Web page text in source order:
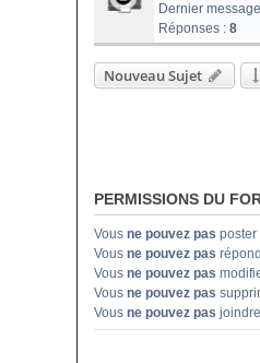
Dernier
Réponses : 8
Nouveau Sujet
PERMISSIONS DU
Vous ne pouvez pas poster
Vous ne pouvez pas
Vous ne pouvez pas
Vous ne pouvez pas
Vous ne pouvez pas